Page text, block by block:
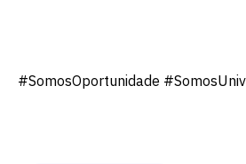
#SomosOportunidade